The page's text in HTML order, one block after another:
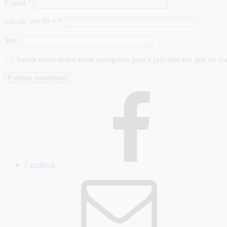
E-mail
calcule 10+20 =
Site
Salvar meus dados neste navegador para a próxima vez que eu
Facebook